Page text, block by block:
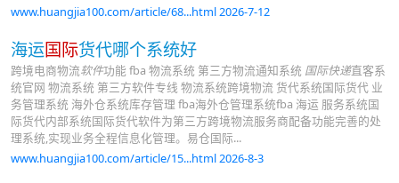
www.huangjia100.com/article/68...html 2026-7-12
海运国际货代哪个系统好
跨境电商物流软件功能 fba 物流系统 第三方物流通知系统 国际快递直客系
统官网 物流系统 第三方软件专线 物流系统跨境物流 货代系统国际货代 业
务管理系统 海外仓系统库存管理 fba海外仓管理系统fba 海运 服务系统国
际货代内部系统国际货代软件为第三方跨境物流服务商配备功能完善的处
理系统,实现业务全程信息化管理。易仓国际...
www.huangjia100.com/article/15...html 2026-8-3